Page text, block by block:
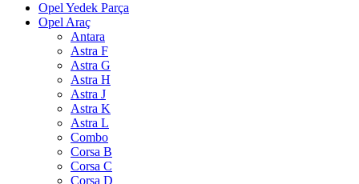
Opel Yedek Parça
Opel Araç
Antara
Astra F
Astra G
Astra H
Astra J
Astra K
Astra L
Combo
Corsa B
Corsa C
Corsa D